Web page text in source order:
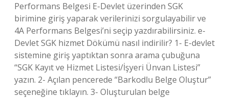
Performans Belgesi E-Devlet üzerinden SGK
birimine giriş yaparak verilerinizi sorgulayabilir ve
4A Performans Belgesi’ni seçip yazdırabilirsiniz. e-
Devlet SGK hizmet Dökümü nasıl indirilir? 1- E-devlet
sistemine giriş yaptıktan sonra arama çubuğuna
“SGK Kayıt ve Hizmet Listesi/İşyeri Ünvan Listesi”
yazın. 2- Açılan pencerede “Barkodlu Belge Oluştur”
seçeneğine tıklayın. 3- Oluşturulan belge